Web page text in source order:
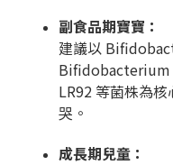
副食品期寶寶：
建議以
Bifidobacterium
LR92 等菌株為
哭。
成長期兒童：